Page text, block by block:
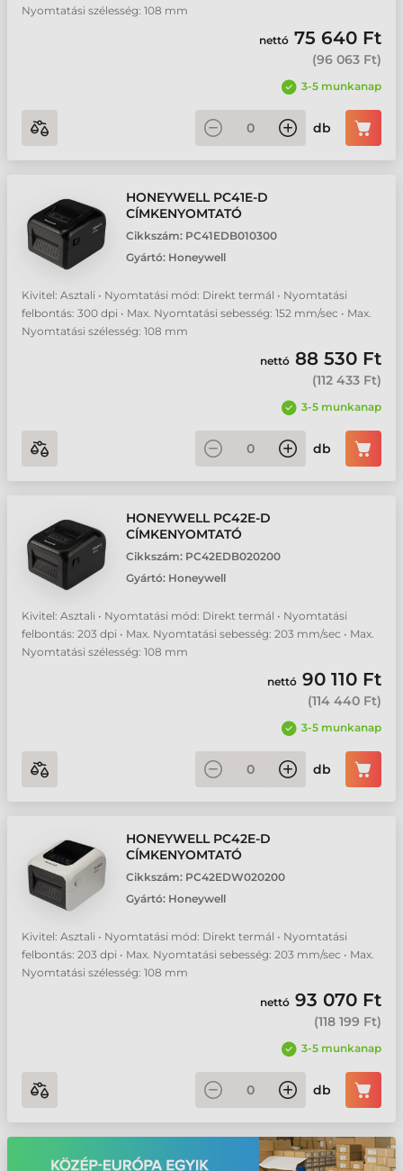
Nyomtatási szélesség: 108 mm
nettó 75 640 Ft
(96 063 Ft)
3-5 munkanap
db
HONEYWELL PC41E-D
CÍMKENYOMTATÓ
Cikkszám: PC41EDB010300
Gyártó: Honeywell
Kivitel: Asztali • Nyomtatási mód: Direkt termál • Nyomtatási
felbontás: 300 dpi • Max. Nyomtatási sebesség: 152 mm/sec • Max.
Nyomtatási szélesség: 108 mm
nettó 88 530 Ft
(112 433 Ft)
3-5 munkanap
db
HONEYWELL PC42E-D
CÍMKENYOMTATÓ
Cikkszám: PC42EDB020200
Gyártó: Honeywell
Kivitel: Asztali • Nyomtatási mód: Direkt termál • Nyomtatási
felbontás: 203 dpi • Max. Nyomtatási sebesség: 203 mm/sec • Max.
Nyomtatási szélesség: 108 mm
nettó 90 110 Ft
(114 440 Ft)
3-5 munkanap
db
HONEYWELL PC42E-D
CÍMKENYOMTATÓ
Cikkszám: PC42EDW020200
Gyártó: Honeywell
Kivitel: Asztali • Nyomtatási mód: Direkt termál • Nyomtatási
felbontás: 203 dpi • Max. Nyomtatási sebesség: 203 mm/sec • Max.
Nyomtatási szélesség: 108 mm
nettó 93 070 Ft
(118 199 Ft)
3-5 munkanap
db